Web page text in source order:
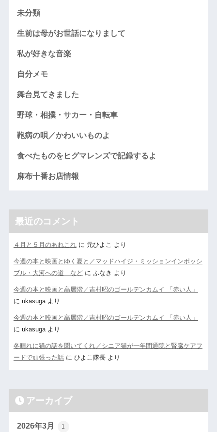
未分類
生前は母がお世話になりまして
私が好きな音楽
自分メモ
舞台見てきました
野球・相撲・サカー・自転車
鞄病の唄／かわいいものよ
食べたものをヒグマレンズで記録するよ
麻布十番お店情報
最近のコメント
４月と５月のあれこれに 元ひよこ より
今週の本と映画とゆく夏と／マッドハイジ・ミッションインポッシ
ブル・大河への道 などに ふなき より
今週の本と映画と高層階／吉村昭のゴールデンカムイ 「赤い人」
に ukasugaより
今週の本と映画と高層階／吉村昭のゴールデンカムイ 「赤い人」
に ukasugaより
冬晴れに猫の話を聞いてくれ／シニア猫が一年間通院と腎臓ケアフ
ードで頑張った話に ひよこ隊長より
アーカイブ
2026年3月 1